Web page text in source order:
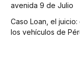
avenida 9 de Julio
Caso Loan, el
los vehículos de